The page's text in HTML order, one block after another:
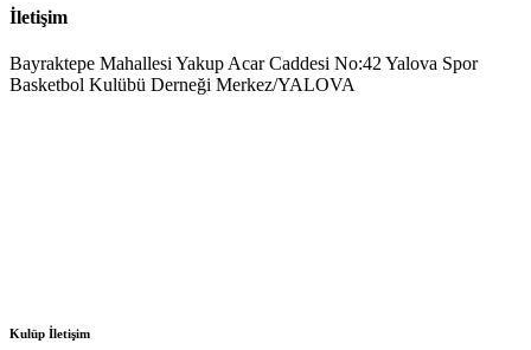
İletişim
Bayraktepe Mahallesi Yakup Acar Caddesi No:42 Yalova Spor
Basketbol Kulübü Derneği Merkez/YALOVA
Kulüp İletişim